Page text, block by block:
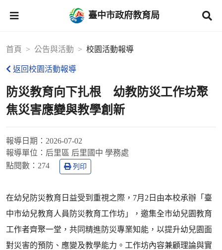
臺中市政府教育局
首頁 公告與活動 校園活動報導
返回校園活動報導
防災教育向下扎根 幼教防災工作坊聚
焦災害應變與教學創新
報導日期： 2026-07-02
報導單位： 后里區 后里國中 學務處
點閱數： 274 列印
在幼兒防災教育日益受到重視之際，7月2日由本校承辦「臺
中市幼兒教育人員防災教育工作坊」，邀集全市幼兒園教育
工作者齊聚一堂，共同精進防災專業知能，以提升幼兒園面
對災害的預防、應變及教學能力。工作坊內容兼顧理論與實